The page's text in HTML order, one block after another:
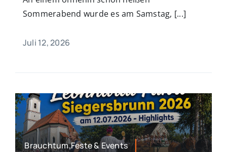
Sommerabend wurde es am Samstag, [...]
Juli 12, 2026
Brauchtum,Feste & Events